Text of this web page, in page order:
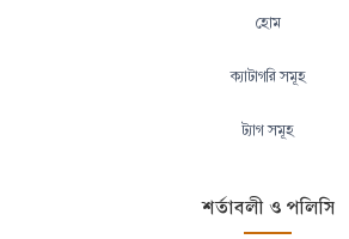
হোম
ক্যাটাগরি সমূহ
ট্যাগ সমূহ
শর্তাবলী ও পলিসি